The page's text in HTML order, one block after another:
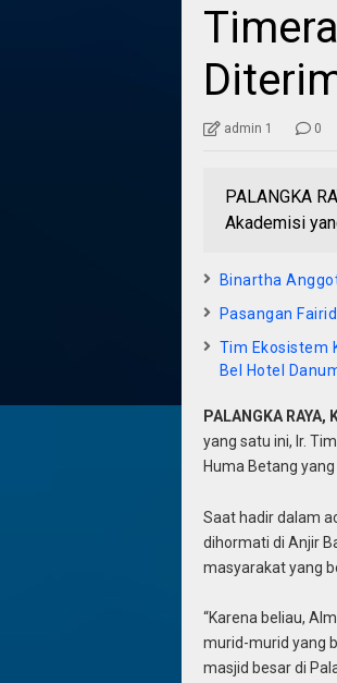
admin 1 0
PALANGKA
Akademisi
Binartha
Pasangan
Tim Ekosistem
Bel Hotel
PALANGKA RAYA,
yang satu ini, Ir.
Huma Betang
Saat hadir dalam
dihormati di Anjir
masyarakat yang
“Karena beliau,
murid-murid yang
masjid besar di